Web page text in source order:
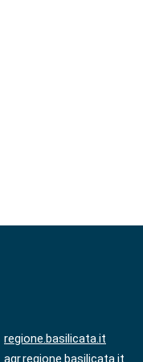
regione.basilicata.it
agr.regione.basilicata.it